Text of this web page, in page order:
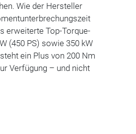
Wie der Hersteller
erweiterte Top-Torque-
(450 PS) sowie 350 kW
ein Plus von 200 Nm
Verfügung – und nicht